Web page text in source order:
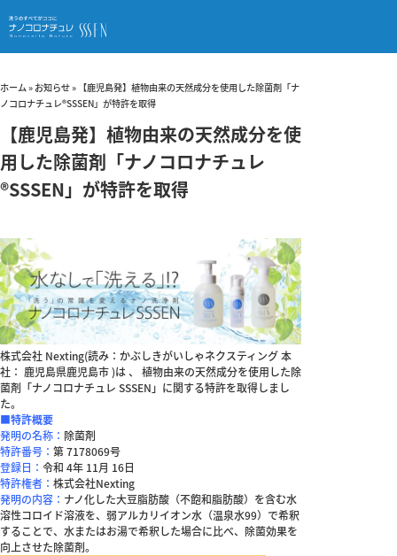
ホーム» お知らせ» 【鹿児島発】植物由来の天然成分を使用した除菌剤「ナ
ノコロナチュレ®SSSEN」が特許を取得
【鹿児島発】植物由来の天然成分を使
用した除菌剤「ナノコロナチュレ
®SSSEN」が特許を取得
株式会社 Nexting(読み：かぶしきがいしゃネクスティング 本
社： 鹿児島県鹿児島市 )は 、 植物由来の天然成分を使用した除
菌剤「ナノコロナチュレ SSSEN」に関する特許を取得しまし
た。
■特許概要
発明の名称： 除菌剤
特許番号： 第 7178069号
登録日： 令和 4年 11月 16日
特許権者： 株式会社Nexting
発明の内容： ナノ化した大豆脂肪酸（不飽和脂肪酸）を含む水
溶性コロイド溶液を、弱アルカリイオン水（温泉水99）で希釈
することで、水またはお湯で希釈した場合に比べ、除菌効果を
向上させた除菌剤。